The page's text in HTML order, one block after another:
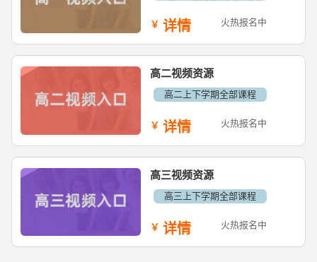
详情 火热报名中
高二视频资源
高二上下学期全部课程
详情 火热报名中
高三视频资源
高三上下学期全部课程
详情 火热报名中